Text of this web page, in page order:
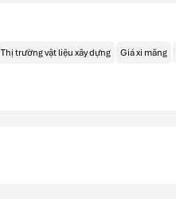
Thị trường vật liệu xây dựng Giá xi măng